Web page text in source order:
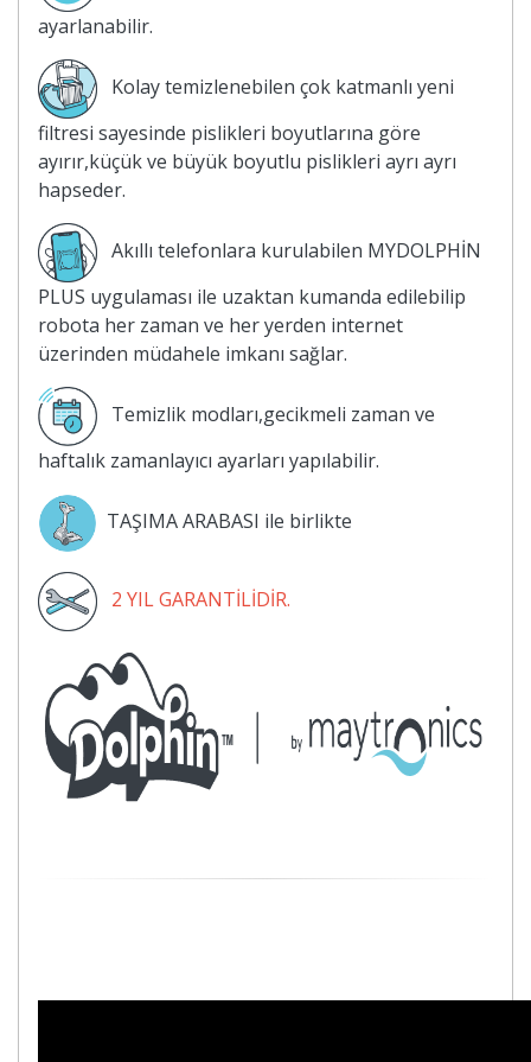
ayarlanabilir.
Kolay temizlenebilen çok katmanlı yeni
filtresi sayesinde pislikleri boyutlarına göre
ayırır,küçük ve büyük boyutlu pislikleri ayrı ayrı
hapseder.
Akıllı telefonlara kurulabilen MYDOLPHİN
PLUS uygulaması ile uzaktan kumanda edilebilip
robota her zaman ve her yerden internet
üzerinden müdahele imkanı sağlar.
Temizlik modları,gecikmeli zaman ve
haftalık zamanlayıcı ayarları yapılabilir.
TAŞIMA ARABASI ile birlikte
2 YIL GARANTİLİDİR.